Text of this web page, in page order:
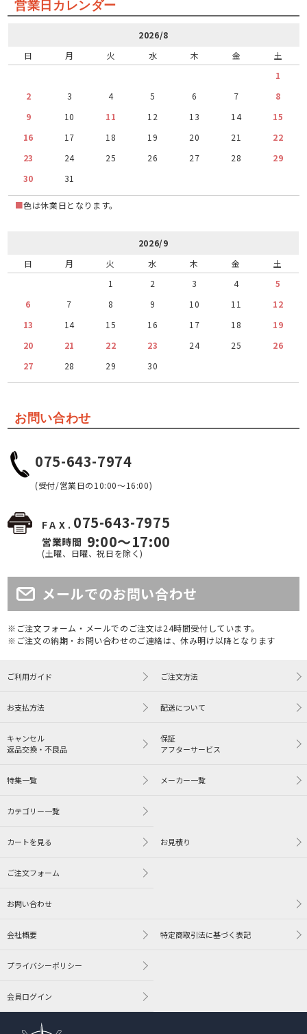
営業日カレンダー
2026/8
日
月 火 水 木 金
土
1
2
3 4 5 6 7
8
9
10 11 12 13 14
15
16
17 18 19 20 21
22
23
24 25 26 27 28
29
30
31
■色は休業日となります。
2026/9
日
月 火 水 木 金
土
1
2 3 4
5
6
7 8 9 10 11
12
13
14 15 16 17 18
19
20
21 22 23 24 25
26
27
28 29 30
お問い合わせ
075-643-7974
(受付/営業日の10:00～16:00)
FAX. 075-643-7975
営業時間 9:00～17:00
(土曜、日曜、祝日を除く)
メールでのお問い合わせ
※ご注文フォーム・メールでのご注文は24時間受付しています。
※ご注文の納期・お問い合わせのご連絡は、休み明け以降となります
ご利用ガイド ご注文方法
お支払方法 配送について
キャンセル
返品交換・不良品
保証
アフターサービス
特集一覧 メーカー一覧
カテゴリー一覧
カートを見る お見積り
ご注文フォーム
お問い合わせ
会社概要 特定商取引法に基づく表記
プライバシーポリシー
会員ログイン